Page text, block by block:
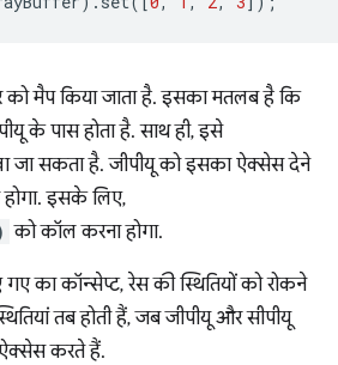
को मैप किया जाता है. इसका मतलब है कि
के पास होता है. साथ ही, इसे
जा सकता है. जीपीयू को इसका ऐक्सेस देने
इसके लिए,
को कॉल करना होगा.
का कॉन्सेप्ट, रेस की स्थितियों को रोकने
तब होती हैं, जब जीपीयू और सीपीयू
ऐक्सेस करते हैं.